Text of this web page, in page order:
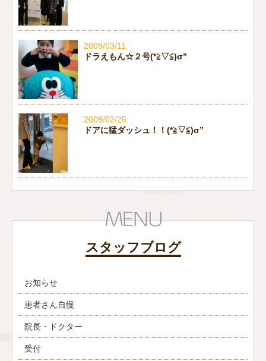
2009/03/11
ドラえもん☆２号(*≧▽≦)σ”
2009/02/25
ドアに猛ダッシュ！！(*≧▽≦)σ”
スタッフブログ
お知らせ
患者さん自慢
院長・ドクター
受付